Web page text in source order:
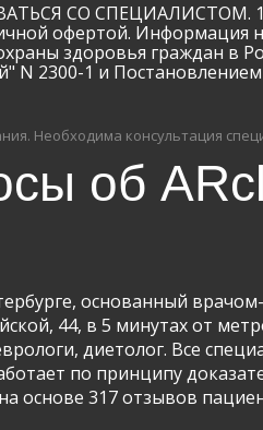
СО СПЕЦИАЛИСТОМ.
офертой. Информация
здоровья граждан в
N 2300-1 и
Необходима консультация
об
основанный
44, в 5 минутах от
диетолог. Все
по принципу
основе 317 отзывов